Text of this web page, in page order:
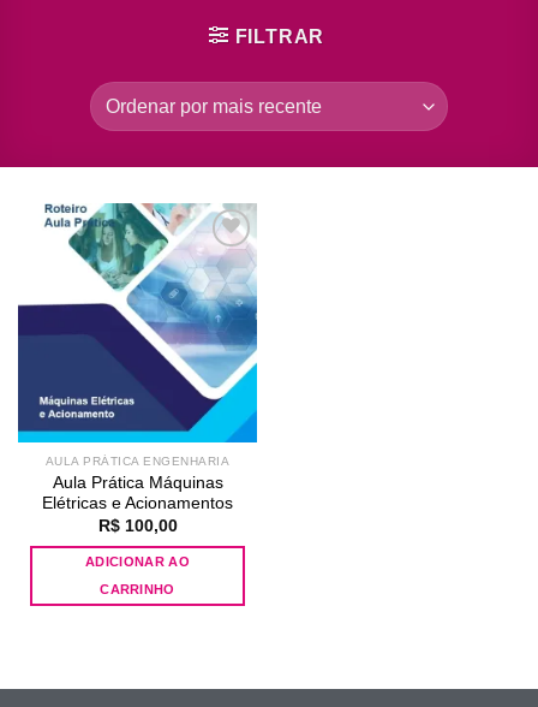
FILTRAR
Add to
wishlist
AULA PRÁTICA ENGENHARIA
Aula Prática Máquinas
Elétricas e Acionamentos
R$100,00
ADICIONAR AO
CARRINHO